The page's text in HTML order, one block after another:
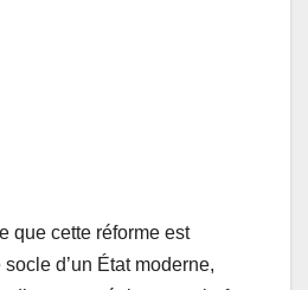
que cette réforme est
d’un État moderne,